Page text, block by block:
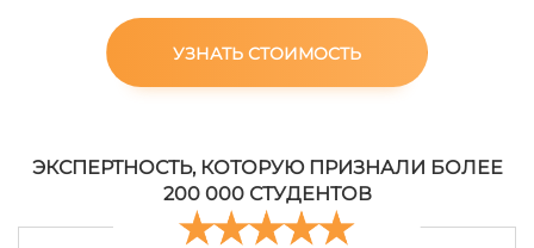
УЗНАТЬ СТОИМОСТЬ
ЭКСПЕРТНОСТЬ, КОТОРУЮ ПРИЗНАЛИ БОЛЕЕ
200 000 СТУДЕНТОВ